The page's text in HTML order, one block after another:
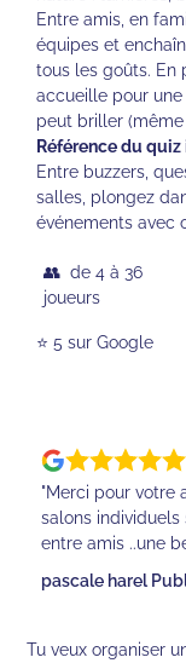
Entre amis, en
équipes et
tous les goûts.
accueille pour
peut briller
Référence du quiz
Entre buzzers,
salles, plongez
événements avec
👥 de 4 à 36
joueurs
⭐️ 5 sur Google
"Merci pour votre
salons
entre amis ..une
pascale harel
Tu veux organiser